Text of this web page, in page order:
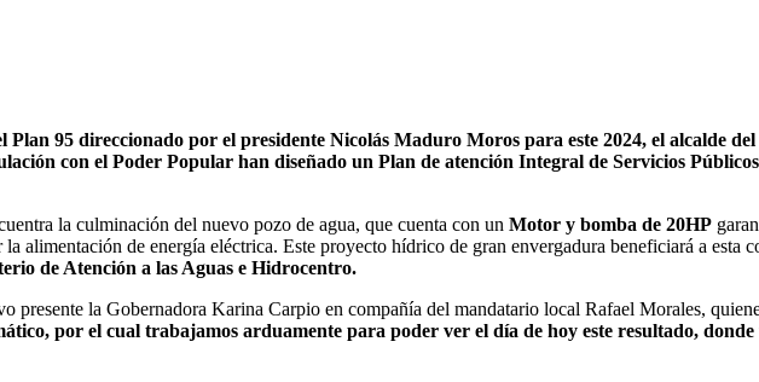
Plan 95 direccionado por el presidente Nicolás Maduro Moros para este 2024, el alcalde
con el Poder Popular han diseñado un Plan de atención Integral de Servicios
la culminación del nuevo pozo de agua, que cuenta con un Motor y bomba de 20HP
la alimentación de energía eléctrica. Este proyecto hídrico de gran envergadura beneficiará a esta
de Atención a las Aguas e Hidrocentro.
presente la Gobernadora Karina Carpio en compañía del mandatario local Rafael Morales,
por el cual trabajamos arduamente para poder ver el día de hoy este resultado,